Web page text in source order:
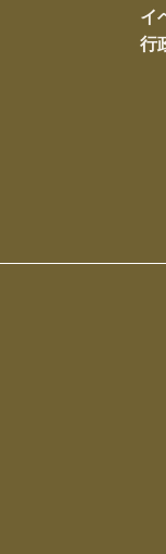
イ
行